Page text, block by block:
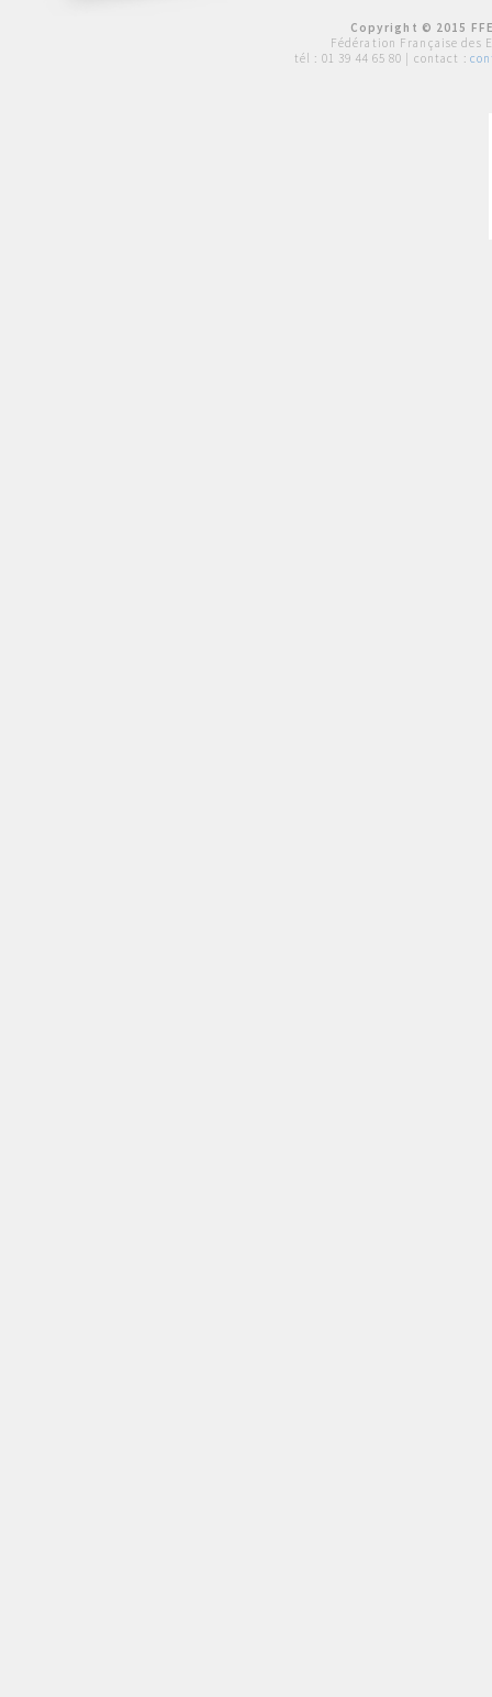
Copyright © 2015
Fédération Française des
tél : 01 39 44 65 80 | contact :